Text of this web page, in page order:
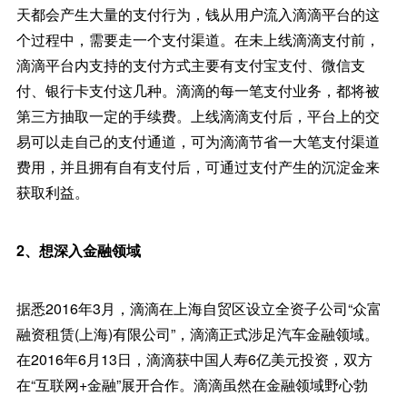
天都会产生大量的支付行为，钱从用户流入滴滴平台的这
个过程中，需要走一个支付渠道。在未上线滴滴支付前，
滴滴平台内支持的支付方式主要有支付宝支付、微信支
付、银行卡支付这几种。滴滴的每一笔支付业务，都将被
第三方抽取一定的手续费。上线滴滴支付后，平台上的交
易可以走自己的支付通道，可为滴滴节省一大笔支付渠道
费用，并且拥有自有支付后，可通过支付产生的沉淀金来
获取利益。
2、想深入金融领域
据悉2016年3月，滴滴在上海自贸区设立全资子公司“众富
融资租赁(上海)有限公司”，滴滴正式涉足汽车金融领域。
在2016年6月13日，滴滴获中国人寿6亿美元投资，双方
在“互联网+金融”展开合作。滴滴虽然在金融领域野心勃